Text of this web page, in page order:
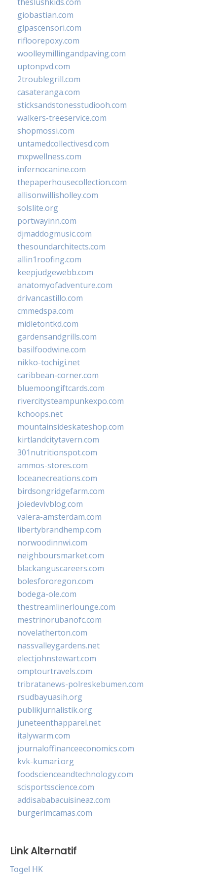
giobastian.com
glpascensori.com
rifloorepoxy.com
woolleymillingandpaving.com
uptonpvd.com
2troublegrill.com
casateranga.com
sticksandstonesstudiooh.com
walkers-treeservice.com
shopmossi.com
untamedcollectivesd.com
mxpwellness.com
infernocanine.com
thepaperhousecollection.com
allisonwillisholley.com
solslite.org
portwayinn.com
djmaddogmusic.com
thesoundarchitects.com
allin1roofing.com
keepjudgewebb.com
anatomyofadventure.com
drivancastillo.com
cmmedspa.com
midletontkd.com
gardensandgrills.com
basilfoodwine.com
nikko-tochigi.net
caribbean-corner.com
bluemoongiftcards.com
rivercitysteampunkexpo.com
kchoops.net
mountainsideskateshop.com
kirtlandcitytavern.com
301nutritionspot.com
ammos-stores.com
loceanecreations.com
birdsongridgefarm.com
joiedevivblog.com
valera-amsterdam.com
libertybrandhemp.com
norwoodinnwi.com
neighboursmarket.com
blackanguscareers.com
bolesfororegon.com
bodega-ole.com
thestreamlinerlounge.com
mestrinorubanofc.com
novelatherton.com
nassvalleygardens.net
electjohnstewart.com
omptourtravels.com
tribratanews-polreskebumen.com
rsudbayuasih.org
publikjurnalistik.org
juneteenthapparel.net
italywarm.com
journaloffinanceeconomics.com
kvk-kumari.org
foodscienceandtechnology.com
scisportsscience.com
addisababacuisineaz.com
burgerimcamas.com
Link Alternatif
Togel HK